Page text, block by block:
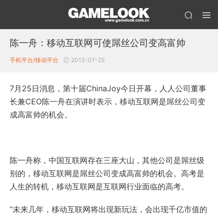
陈一舟：移动互联网可使屌丝公司变高富帅
手机平台/移动平台 2012-07-25
7月25日消息，第十届ChinaJoy今日开幕，人人公司董事
长兼CEO陈一舟在演讲时表示，移动互联网是屌丝公司变
成高富帅的机会。
陈一舟称，中国互联网存在三座大山，其他公司是屌丝级
别的，移动互联网是屌丝公司变成高富帅的机会。高考是
人生的转机，移动互联网是互联网行业面临的高考。
“未来几年，移动互联网将出现新玩法，会出现千亿市值的